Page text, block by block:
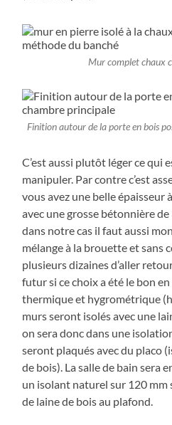
Mur complet chaux
Finition autour de la porte en bois
C’est aussi plutôt léger ce qui
manipuler. Par contre c’est
vous avez une belle épaisseur
avec une grosse bétonnière
dans notre cas il faut aussi
mélange à la brouette et sans
plusieurs dizaines d’aller
futur si ce choix a été le bon
thermique et hygrométrique
murs seront isolés avec une
on sera donc dans une
seront plaqués avec du placo
de bois). La salle de bain sera
un isolant naturel sur 120 mm
de laine de bois au plafond.